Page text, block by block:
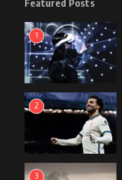
Featured Posts
1
2
3